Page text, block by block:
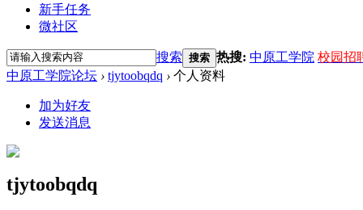
新手任务
微社区
搜索 搜索 热搜: 中原工学院 校园招
中原工学院论坛 › tjytoobqdq › 个人资料
加为好友
发送消息
tjytoobqdq